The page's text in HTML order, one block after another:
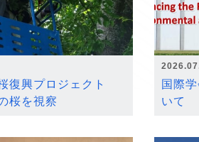
復興プロジェクト
桜を視察
国際
いて